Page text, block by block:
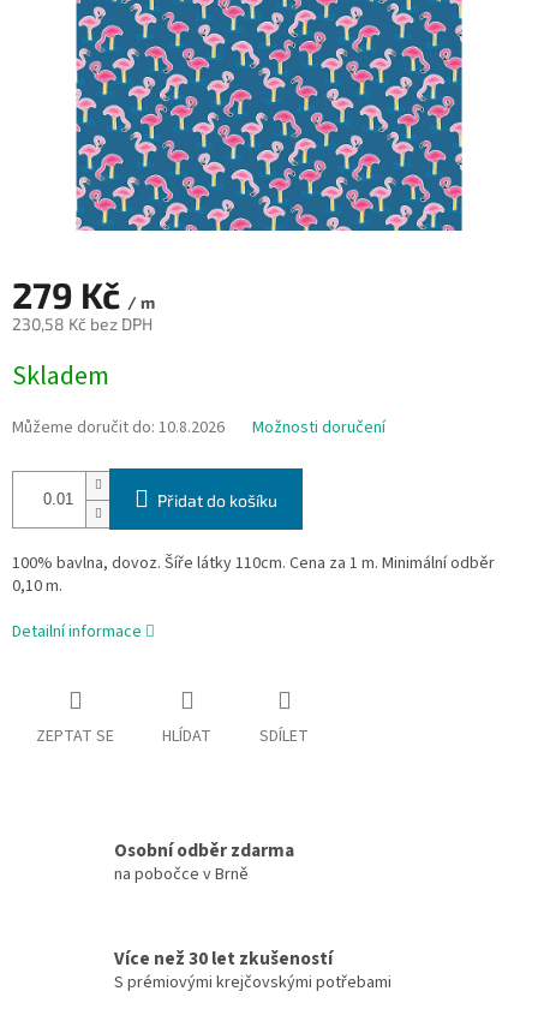
279 Kč / m
230,58 Kč bez DPH
cena:
Skladem
Můžeme doručit do: 10.8.2026 Možnosti doručení
Přidat do košíku
100% bavlna, dovoz. Šíře látky 110cm. Cena za 1 m. Minimální odběr
0,10 m.
Detailní informace
ZEPTAT SE HLÍDAT SDÍLET
Osobní odběr zdarma
na pobočce v Brně
Více než 30 let zkušeností
S prémiovými krejčovskými potřebami